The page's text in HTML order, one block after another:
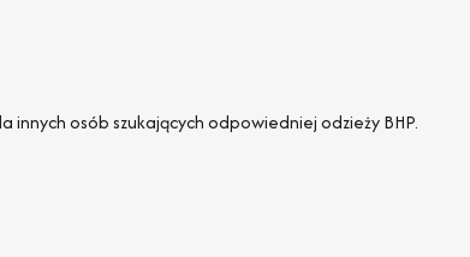
osób szukających odpowiedniej odzieży BHP.